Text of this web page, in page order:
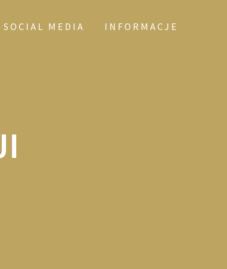
SOCIAL MEDIA INFORMACJE